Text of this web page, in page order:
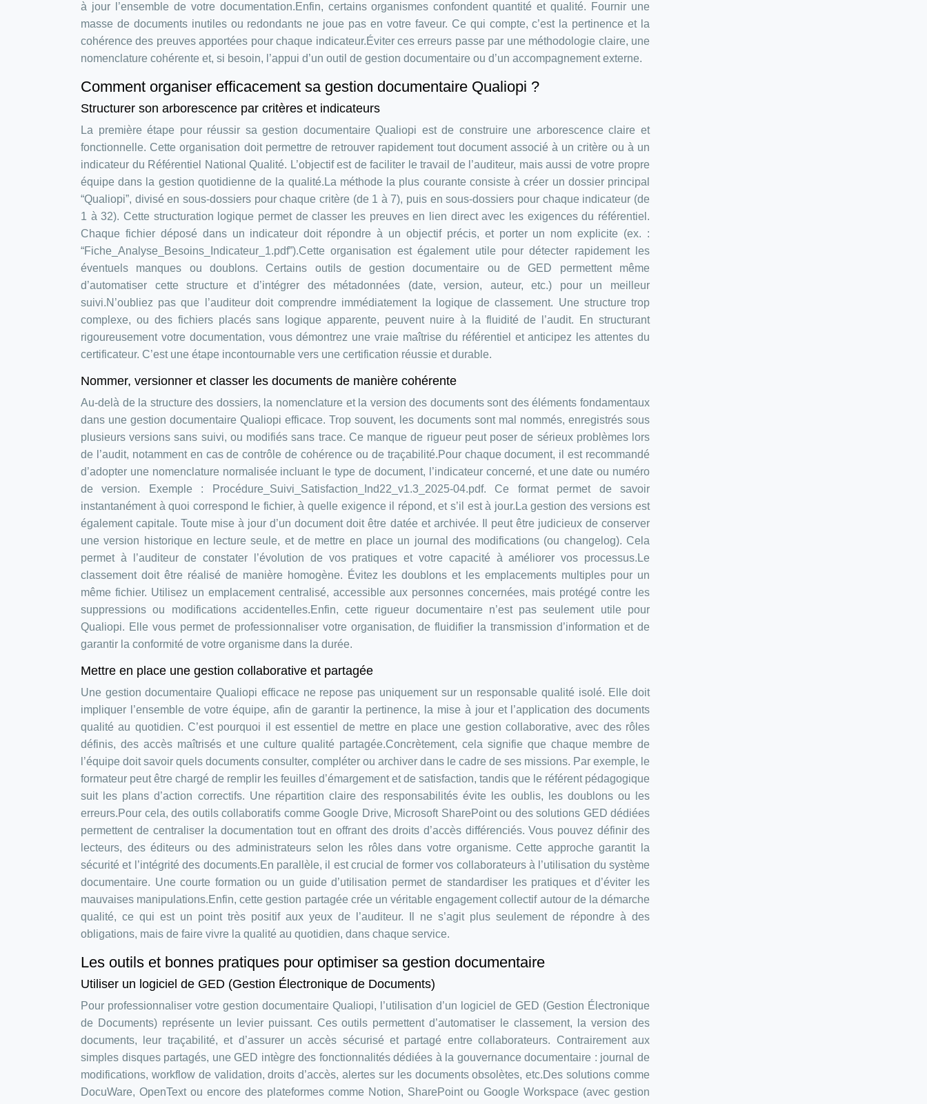
à jour l’ensemble de votre documentation.Enfin, certains organismes confondent quantité et qualité. Fournir une
masse de documents inutiles ou redondants ne joue pas en votre faveur. Ce qui compte, c’est la pertinence et la
cohérence des preuves apportées pour chaque indicateur.Éviter ces erreurs passe par une méthodologie claire, une
nomenclature cohérente et, si besoin, l’appui d’un outil de gestion documentaire ou d’un accompagnement externe.
Comment organiser efficacement sa gestion documentaire Qualiopi ?
Structurer son arborescence par critères et indicateurs
La première étape pour réussir sa gestion documentaire Qualiopi est de construire une arborescence claire et
fonctionnelle. Cette organisation doit permettre de retrouver rapidement tout document associé à un critère ou à un
indicateur du Référentiel National Qualité. L’objectif est de faciliter le travail de l’auditeur, mais aussi de votre propre
équipe dans la gestion quotidienne de la qualité.La méthode la plus courante consiste à créer un dossier principal
“Qualiopi”, divisé en sous-dossiers pour chaque critère (de 1 à 7), puis en sous-dossiers pour chaque indicateur (de
1 à 32). Cette structuration logique permet de classer les preuves en lien direct avec les exigences du référentiel.
Chaque fichier déposé dans un indicateur doit répondre à un objectif précis, et porter un nom explicite (ex. :
“Fiche_Analyse_Besoins_Indicateur_1.pdf”).Cette organisation est également utile pour détecter rapidement les
éventuels manques ou doublons. Certains outils de gestion documentaire ou de GED permettent même
d’automatiser cette structure et d’intégrer des métadonnées (date, version, auteur, etc.) pour un meilleur
suivi.N’oubliez pas que l’auditeur doit comprendre immédiatement la logique de classement. Une structure trop
complexe, ou des fichiers placés sans logique apparente, peuvent nuire à la fluidité de l’audit. En structurant
rigoureusement votre documentation, vous démontrez une vraie maîtrise du référentiel et anticipez les attentes du
certificateur. C’est une étape incontournable vers une certification réussie et durable.
Nommer, versionner et classer les documents de manière cohérente
Au-delà de la structure des dossiers, la nomenclature et la version des documents sont des éléments fondamentaux
dans une gestion documentaire Qualiopi efficace. Trop souvent, les documents sont mal nommés, enregistrés sous
plusieurs versions sans suivi, ou modifiés sans trace. Ce manque de rigueur peut poser de sérieux problèmes lors
de l’audit, notamment en cas de contrôle de cohérence ou de traçabilité.Pour chaque document, il est recommandé
d’adopter une nomenclature normalisée incluant le type de document, l’indicateur concerné, et une date ou numéro
de version. Exemple : Procédure_Suivi_Satisfaction_Ind22_v1.3_2025-04.pdf. Ce format permet de savoir
instantanément à quoi correspond le fichier, à quelle exigence il répond, et s’il est à jour.La gestion des versions est
également capitale. Toute mise à jour d’un document doit être datée et archivée. Il peut être judicieux de conserver
une version historique en lecture seule, et de mettre en place un journal des modifications (ou changelog). Cela
permet à l’auditeur de constater l’évolution de vos pratiques et votre capacité à améliorer vos processus.Le
classement doit être réalisé de manière homogène. Évitez les doublons et les emplacements multiples pour un
même fichier. Utilisez un emplacement centralisé, accessible aux personnes concernées, mais protégé contre les
suppressions ou modifications accidentelles.Enfin, cette rigueur documentaire n’est pas seulement utile pour
Qualiopi. Elle vous permet de professionnaliser votre organisation, de fluidifier la transmission d’information et de
garantir la conformité de votre organisme dans la durée.
Mettre en place une gestion collaborative et partagée
Une gestion documentaire Qualiopi efficace ne repose pas uniquement sur un responsable qualité isolé. Elle doit
impliquer l’ensemble de votre équipe, afin de garantir la pertinence, la mise à jour et l’application des documents
qualité au quotidien. C’est pourquoi il est essentiel de mettre en place une gestion collaborative, avec des rôles
définis, des accès maîtrisés et une culture qualité partagée.Concrètement, cela signifie que chaque membre de
l’équipe doit savoir quels documents consulter, compléter ou archiver dans le cadre de ses missions. Par exemple, le
formateur peut être chargé de remplir les feuilles d’émargement et de satisfaction, tandis que le référent pédagogique
suit les plans d’action correctifs. Une répartition claire des responsabilités évite les oublis, les doublons ou les
erreurs.Pour cela, des outils collaboratifs comme Google Drive, Microsoft SharePoint ou des solutions GED dédiées
permettent de centraliser la documentation tout en offrant des droits d’accès différenciés. Vous pouvez définir des
lecteurs, des éditeurs ou des administrateurs selon les rôles dans votre organisme. Cette approche garantit la
sécurité et l’intégrité des documents.En parallèle, il est crucial de former vos collaborateurs à l’utilisation du système
documentaire. Une courte formation ou un guide d’utilisation permet de standardiser les pratiques et d’éviter les
mauvaises manipulations.Enfin, cette gestion partagée crée un véritable engagement collectif autour de la démarche
qualité, ce qui est un point très positif aux yeux de l’auditeur. Il ne s’agit plus seulement de répondre à des
obligations, mais de faire vivre la qualité au quotidien, dans chaque service.
Les outils et bonnes pratiques pour optimiser sa gestion documentaire
Utiliser un logiciel de GED (Gestion Électronique de Documents)
Pour professionnaliser votre gestion documentaire Qualiopi, l’utilisation d’un logiciel de GED (Gestion Électronique
de Documents) représente un levier puissant. Ces outils permettent d’automatiser le classement, la version des
documents, leur traçabilité, et d’assurer un accès sécurisé et partagé entre collaborateurs. Contrairement aux
simples disques partagés, une GED intègre des fonctionnalités dédiées à la gouvernance documentaire : journal de
modifications, workflow de validation, droits d’accès, alertes sur les documents obsolètes, etc.Des solutions comme
DocuWare, OpenText ou encore des plateformes comme Notion, SharePoint ou Google Workspace (avec gestion